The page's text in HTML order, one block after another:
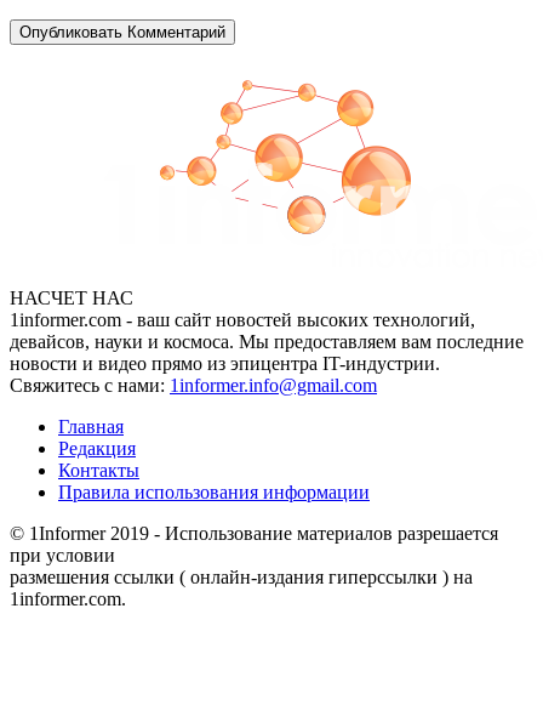
НАСЧЕТ НАС
1informer.com - ваш сайт новостей высоких технологий,
девайсов, науки и космоса. Мы предоставляем вам последние
новости и видео прямо из эпицентра IT-индустрии.
Свяжитесь с нами: 1informer.info@gmail.com
Главная
Редакция
Контакты
Правила использования информации
© 1Informer 2019 - Использование материалов разрешается
при условии
размешения ссылки ( онлайн-издания гиперссылки ) на
1informer.com.